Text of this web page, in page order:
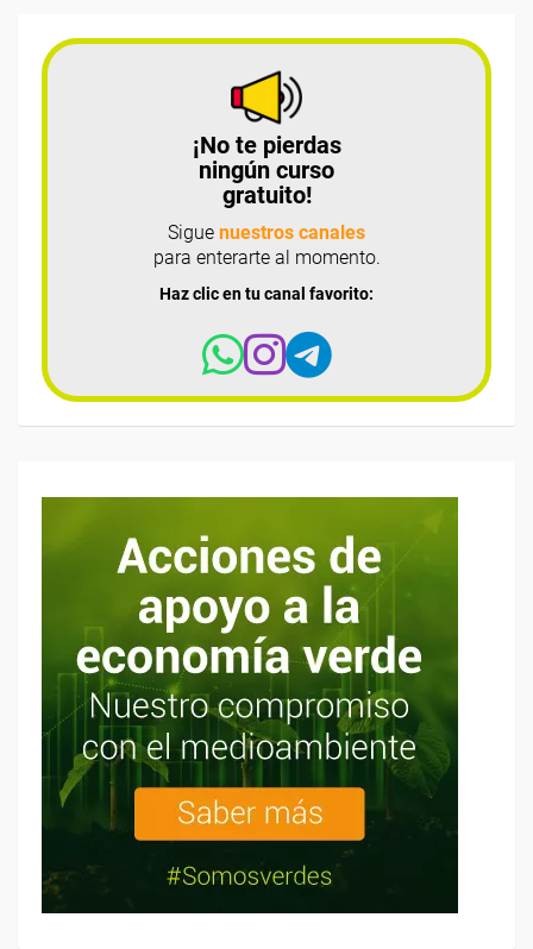
¡No te pierdas
ningún curso
gratuito!
Sigue nuestros canales
para enterarte al momento.
Haz clic en tu canal favorito: